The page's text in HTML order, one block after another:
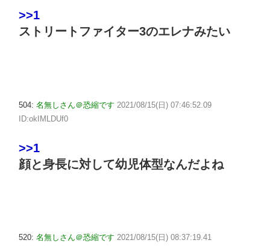
>>1
ストリートファイター3のエレナみたい
504: 名無しさん＠恐縮です 2021/08/15(日) 07:46:52.09
ID:okIMLDUf0
>>1
顔と身長に対して幼児体型なんだよね
520: 名無しさん＠恐縮です 2021/08/15(日) 08:37:19.41